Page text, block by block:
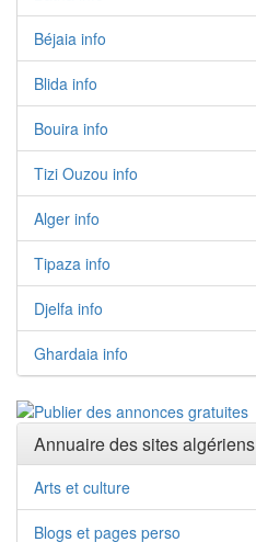
Béjaia info
Blida info
Bouira info
Tizi Ouzou info
Alger info
Tipaza info
Djelfa info
Ghardaia info
Annuaire des sites algériens
Arts et culture
Blogs et pages perso